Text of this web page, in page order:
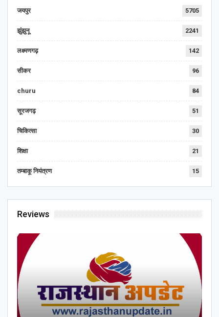
जयपुर 5705
झुंझुनू 2241
लक्ष्मणगढ़ 142
सीकर 96
churu 84
सूरजगढ़ 51
चिकित्सा 30
शिक्षा 21
तम्बाकू नियंत्रण 15
Reviews